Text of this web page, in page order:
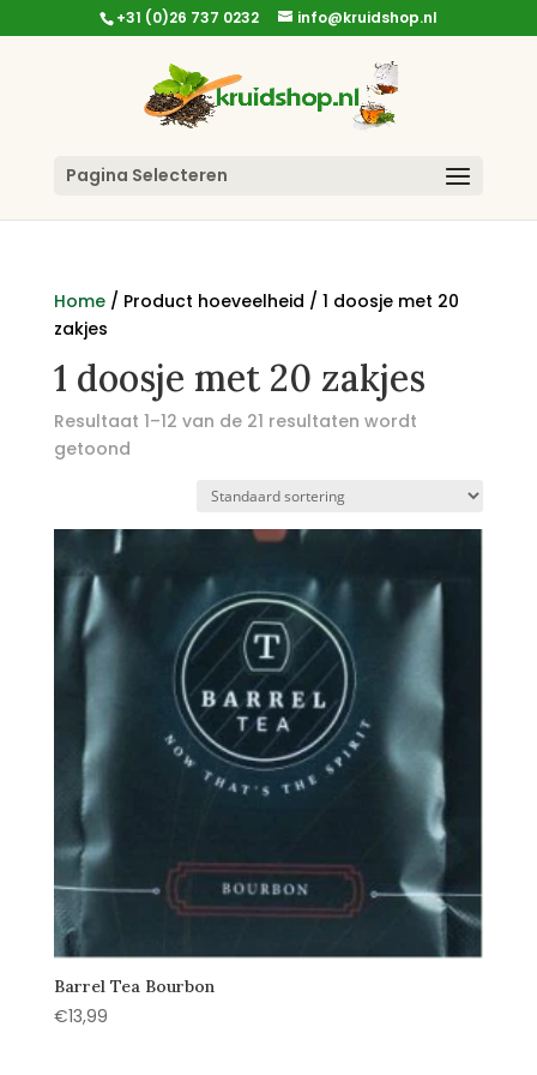
+31 (0)26 737 0232 info@kruidshop.nl
Pagina Selecteren
Home/ Product hoeveelheid / 1 doosje met 20
zakjes
1 doosje met 20 zakjes
Resultaat 1–12 van de 21 resultaten wordt
getoond
Barrel Tea Bourbon
€13,99